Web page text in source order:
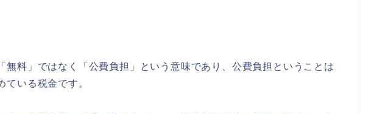
無料」ではなく「公費負担」という意味であり、公費負担ということは
ている税金です。